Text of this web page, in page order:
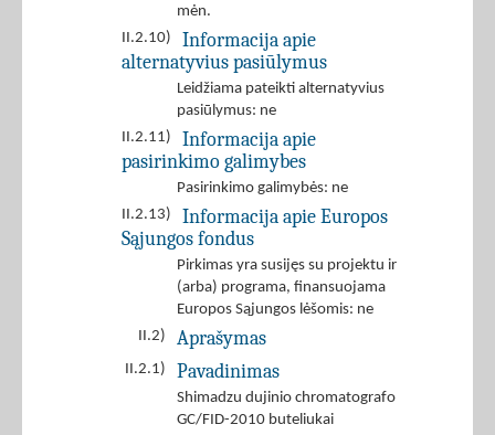
mėn.
II.2.10)
Informacija apie
alternatyvius pasiūlymus
Leidžiama pateikti alternatyvius
pasiūlymus: ne
II.2.11)
Informacija apie
pasirinkimo galimybes
Pasirinkimo galimybės: ne
II.2.13)
Informacija apie Europos
Sąjungos fondus
Pirkimas yra susijęs su projektu ir
(arba) programa, finansuojama
Europos Sąjungos lėšomis: ne
II.2)
Aprašymas
II.2.1) Pavadinimas
Shimadzu dujinio chromatografo
GC/FID-2010 buteliukai